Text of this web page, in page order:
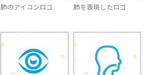
肺のアイコンロゴ 肺を表現したロゴ